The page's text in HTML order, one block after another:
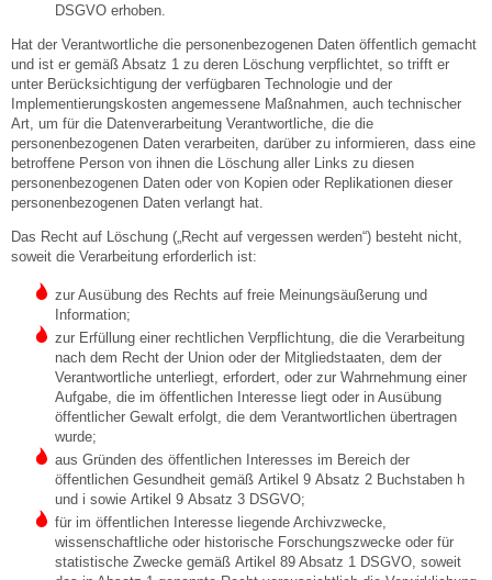
DSGVO erhoben.
Hat der Verantwortliche die personenbezogenen Daten öffentlich gemacht
und ist er gemäß Absatz 1 zu deren Löschung verpflichtet, so trifft er
unter Berücksichtigung der verfügbaren Technologie und der
Implementierungskosten angemessene Maßnahmen, auch technischer
Art, um für die Datenverarbeitung Verantwortliche, die die
personenbezogenen Daten verarbeiten, darüber zu informieren, dass eine
betroffene Person von ihnen die Löschung aller Links zu diesen
personenbezogenen Daten oder von Kopien oder Replikationen dieser
personenbezogenen Daten verlangt hat.
Das Recht auf Löschung („Recht auf vergessen werden“) besteht nicht,
soweit die Verarbeitung erforderlich ist:
zur Ausübung des Rechts auf freie Meinungsäußerung und
Information;
zur Erfüllung einer rechtlichen Verpflichtung, die die Verarbeitung
nach dem Recht der Union oder der Mitgliedstaaten, dem der
Verantwortliche unterliegt, erfordert, oder zur Wahrnehmung einer
Aufgabe, die im öffentlichen Interesse liegt oder in Ausübung
öffentlicher Gewalt erfolgt, die dem Verantwortlichen übertragen
wurde;
aus Gründen des öffentlichen Interesses im Bereich der
öffentlichen Gesundheit gemäß Artikel 9 Absatz 2 Buchstaben h
und i sowie Artikel 9 Absatz 3 DSGVO;
für im öffentlichen Interesse liegende Archivzwecke,
wissenschaftliche oder historische Forschungszwecke oder für
statistische Zwecke gemäß Artikel 89 Absatz 1 DSGVO, soweit